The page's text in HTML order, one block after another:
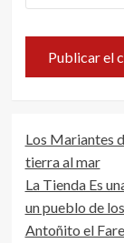
Los Mariantes
tierra al mar
La Tienda Es
un pueblo de
Antoñito el